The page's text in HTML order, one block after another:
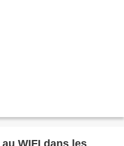
WIFI dans les